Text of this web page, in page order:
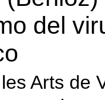
del
Arts de